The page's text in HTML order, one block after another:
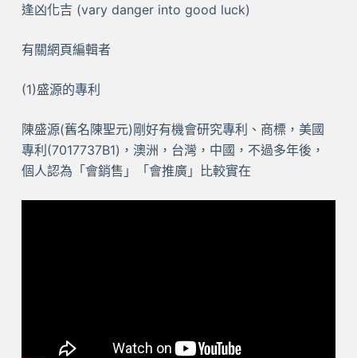
逢凶化吉 (vary danger into good luck)
有關網頁編輯者
(1)盛源的專利
陳盛源(舊名陳聖元)剛好有機會研究專利、商標，美國
專利(7017737B1)，澳洲，台灣，中國，不過多年後，
個人認為「會銷售」「會推廣」比較實在